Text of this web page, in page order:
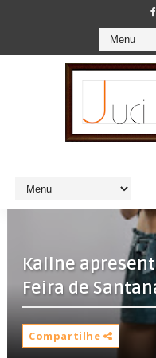
Kaline
Feira de
Compartilhe